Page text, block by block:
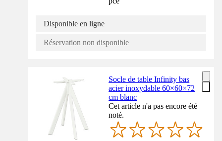
Disponible en ligne
Réservation non disponible
Socle de table Infinity bas
acier inoxydable 60×60×72
cm blanc
Cet article n'a pas encore été
noté.